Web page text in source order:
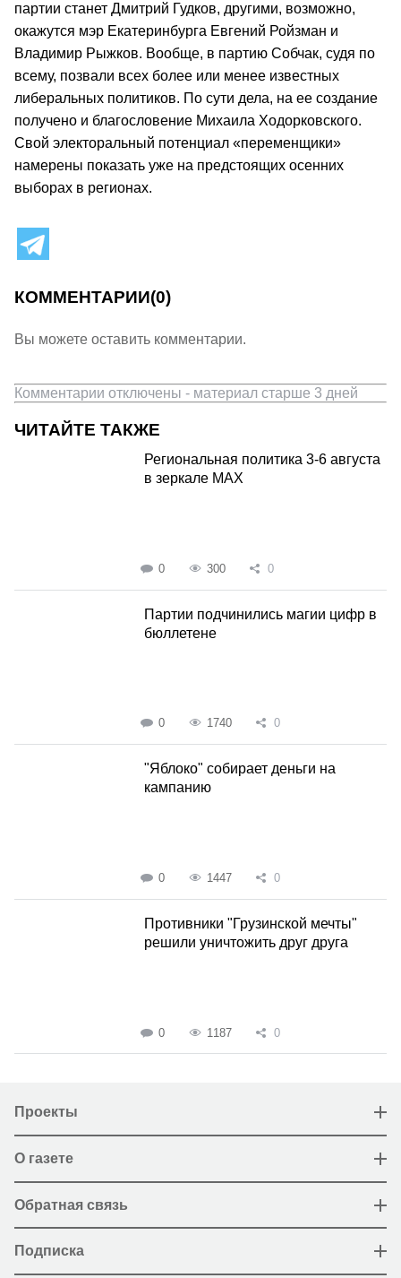
партии станет Дмитрий Гудков, другими, возможно,
окажутся мэр Екатеринбурга Евгений Ройзман и
Владимир Рыжков. Вообще, в партию Собчак, судя по
всему, позвали всех более или менее известных
либеральных политиков. По сути дела, на ее создание
получено и благословение Михаила Ходорковского.
Свой электоральный потенциал «переменщики»
намерены показать уже на предстоящих осенних
выборах в регионах.
КОММЕНТАРИИ(0)
Вы можете оставить комментарии.
Комментарии отключены - материал старше 3 дней
ЧИТАЙТЕ ТАКЖЕ
Региональная политика 3-6 августа
в зеркале MAX
0 300 0
Партии подчинились магии цифр в
бюллетене
0 1740 0
"Яблоко" собирает деньги на
кампанию
0 1447 0
Противники "Грузинской мечты"
решили уничтожить друг друга
0 1187 0
Проекты
О газете
Обратная связь
Подписка